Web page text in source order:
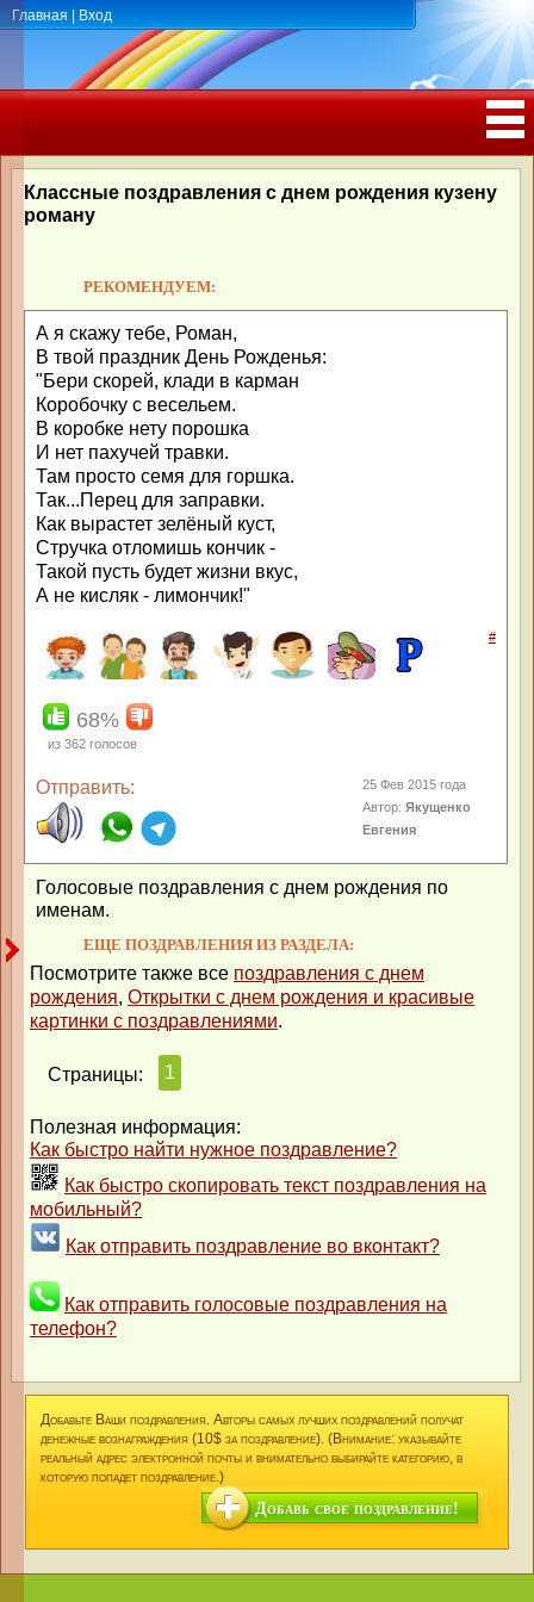
Главная Вход
РОЖДЕНИЯ, ЮБИЛЕЕМ
Классные поздравления с днем рождения кузену
роману
РЕКОМЕНДУЕМ:
А я скажу тебе, Роман,
В твой праздник День Рожденья:
"Бери скорей, клади в карман
Коробочку с весельем.
В коробке нету порошка
И нет пахучей травки.
Там просто семя для горшка.
Так...Перец для заправки.
Как вырастет зелёный куст,
Стручка отломишь кончик -
Такой пусть будет жизни вкус,
А не кисляк - лимончик!"
#
68%
из 362 голосов
Отправить:
25 Фев 2015 года
Автор:Якущенко
Евгения
Голосовые поздравления с днем рождения по
именам.
ЕЩЕ ПОЗДРАВЛЕНИЯ ИЗ РАЗДЕЛА:
Посмотрите также все поздравления с днем
рождения, Открытки с днем рождения и красивые
картинки с поздравлениями.
Страницы: 1
Полезная информация:
Как быстро найти нужное поздравление?
Как быстро скопировать текст поздравления на
мобильный?
Как отправить поздравление во вконтакт?
Как отправить голосовые поздравления на
телефон?
Добавьте Ваши поздравления. Авторы самых лучших поздравлений получат
денежные вознаграждения (10$ за поздравление). (Внимание: указывайте
реальный адрес электронной почты и внимательно выбирайте категорию, в
которую попадет поздравление.)
Добавь свое поздравление!